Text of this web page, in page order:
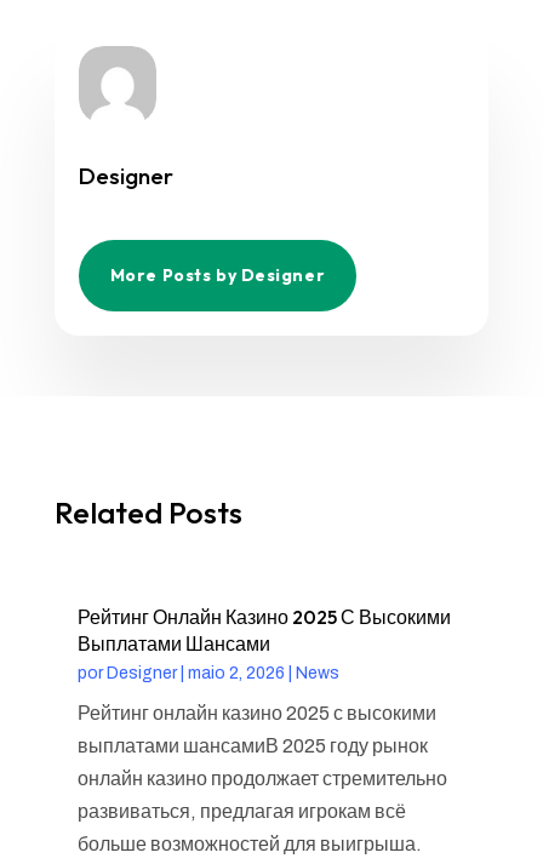
Designer
More Posts by Designer
Related Posts
Рейтинг Онлайн Казино 2025 С Высокими
Выплатами Шансами
por Designer| maio 2, 2026 News
Рейтинг онлайн казино 2025 с высокими
выплатами шансамиВ 2025 году рынок
онлайн казино продолжает стремительно
развиваться, предлагая игрокам всё
больше возможностей для выигрыша.